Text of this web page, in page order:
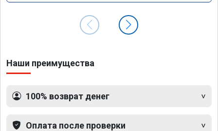
Наши преимущества
100% возврат денег
Оплата после проверки